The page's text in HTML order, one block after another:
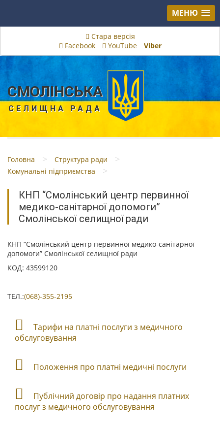
МЕНЮ
Стара версія
Facebook
YouTube Viber
СМОЛІНСЬКА
СЕЛИЩНА РАДА
Головна > Структура ради >
Комунальні підприємства >
КНП “Смолінський центр первинної
медико-санітарної допомоги”
Смолінської селищної ради
КНП “Смолінський центр первинної медико-санітарної
допомоги” Смолінської селищної ради
КОД: 43599120
ТЕЛ.:(068)-355-2195
Тарифи на платні послуги з медичного
обслуговування
Положення про платні медичні послуги
Публічний договір про надання платних
послуг з медичного обслуговування